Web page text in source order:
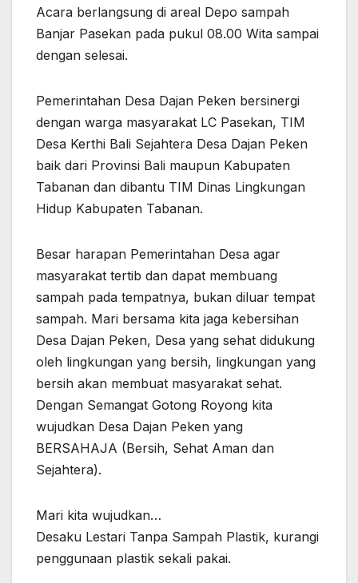
Acara berlangsung di areal Depo sampah
Banjar Pasekan pada pukul 08.00 Wita sampai
dengan selesai.
Pemerintahan Desa Dajan Peken bersinergi
dengan warga masyarakat LC Pasekan, TIM
Desa Kerthi Bali Sejahtera Desa Dajan Peken
baik dari Provinsi Bali maupun Kabupaten
Tabanan dan dibantu TIM Dinas Lingkungan
Hidup Kabupaten Tabanan.
Besar harapan Pemerintahan Desa agar
masyarakat tertib dan dapat membuang
sampah pada tempatnya, bukan diluar tempat
sampah. Mari bersama kita jaga kebersihan
Desa Dajan Peken, Desa yang sehat didukung
oleh lingkungan yang bersih, lingkungan yang
bersih akan membuat masyarakat sehat.
Dengan Semangat Gotong Royong kita
wujudkan Desa Dajan Peken yang
BERSAHAJA (Bersih, Sehat Aman dan
Sejahtera).
Mari kita wujudkan…
Desaku Lestari Tanpa Sampah Plastik, kurangi
penggunaan plastik sekali pakai.